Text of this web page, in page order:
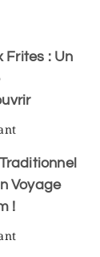
Frites : Un
Voyage
!